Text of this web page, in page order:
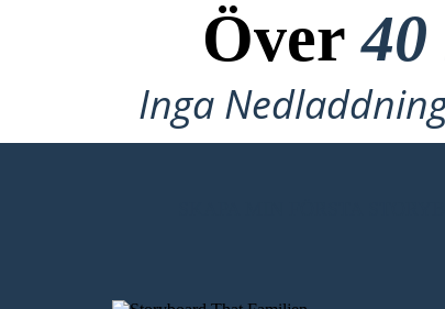
Över
Inga